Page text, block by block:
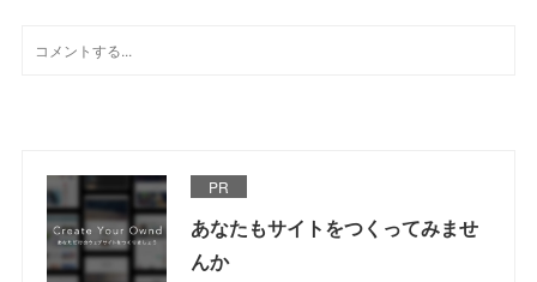
PR
あなたもサイトをつくってみませ
んか